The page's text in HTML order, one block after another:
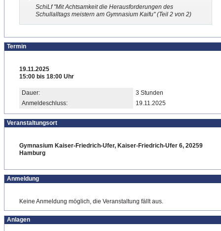
SchiLf "Mit Achtsamkeit die Herausforderungen des
Schullalltags meistern am Gymnasium Kaifu" (Teil 2 von 2)
Termin
19.11.2025
15:00 bis 18:00 Uhr
Dauer:
3 Stunden
Anmeldeschluss:
19.11.2025
Veranstaltungsort
Gymnasium Kaiser-Friedrich-Ufer, Kaiser-Friedrich-Ufer 6, 20259
Hamburg
Anmeldung
Keine Anmeldung möglich, die Veranstaltung fällt aus.
Anlagen